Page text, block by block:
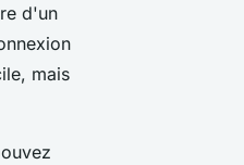
d'un
mais